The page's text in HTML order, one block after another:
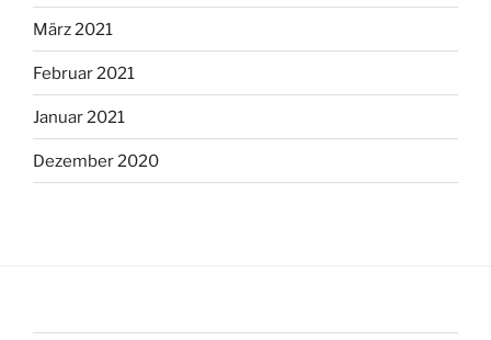
März 2021
Februar 2021
Januar 2021
Dezember 2020